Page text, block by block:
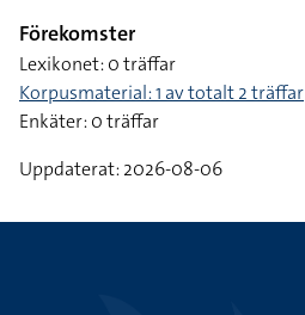
Förekomster
Lexikonet: 0 träffar
Korpusmaterial: 1 av totalt 2 träffar
Enkäter: 0 träffar
Uppdaterat: 2026-08-06